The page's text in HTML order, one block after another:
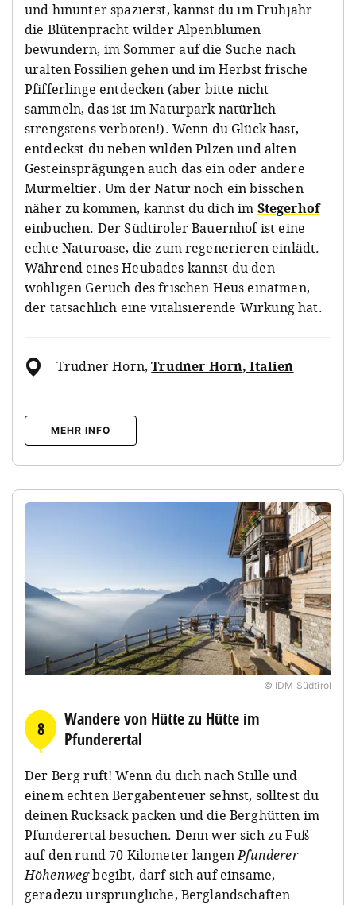
und hinunter spazierst, kannst du im Frühjahr
die Blütenpracht wilder Alpenblumen
bewundern, im Sommer auf die Suche nach
uralten Fossilien gehen und im Herbst frische
Pfifferlinge entdecken (aber bitte nicht
sammeln, das ist im Naturpark natürlich
strengstens verboten!). Wenn du Glück hast,
entdeckst du neben wilden Pilzen und alten
Gesteinsprägungen auch das ein oder andere
Murmeltier. Um der Natur noch ein bisschen
näher zu kommen, kannst du dich im Stegerhof
einbuchen. Der Südtiroler Bauernhof ist eine
echte Naturoase, die zum regenerieren einlädt.
Während eines Heubades kannst du den
wohligen Geruch des frischen Heus einatmen,
der tatsächlich eine vitalisierende Wirkung hat.
Trudner Horn,Trudner Horn, Italien
MEHR INFO
© IDM Südtirol
8
Wandere von Hütte zu Hütte im
Pfunderertal
Der Berg ruft! Wenn du dich nach Stille und
einem echten Bergabenteuer sehnst, solltest du
deinen Rucksack packen und die Berghütten im
Pfunderertal besuchen. Denn wer sich zu Fuß
auf den rund 70 Kilometer langenPfunderer
Höhenwegbegibt, darf sich auf einsame,
geradezu ursprüngliche, Berglandschaften